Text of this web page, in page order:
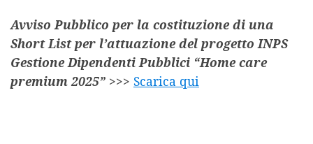
Avviso Pubblico per la costituzione di una
Short List per l’attuazione del progetto INPS
Gestione Dipendenti Pubblici “Home care
premium 2025” >>> Scarica qui